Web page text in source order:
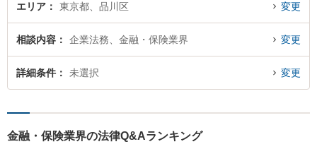
エリア 東京都、品川区 変更
相談内容 企業法務、金融・保険業界 変更
詳細条件 未選択 変更
金融・保険業界の法律Q&Aランキング